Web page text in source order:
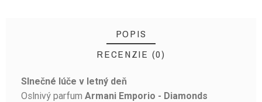
POPIS
RECENZIE (0)
Slnečné lúče v letný deň
Oslnivý parfum Armani Emporio - Diamonds
BUĎTE PRVÝ, KTO NAPÍŠE RECENZIU!